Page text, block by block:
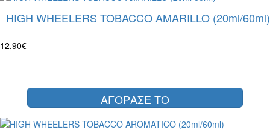
HIGH WHEELERS TOBACCO AMARILLO (20ml/60ml)
12,90€
ΑΓΟΡΑΣΕ ΤΟ